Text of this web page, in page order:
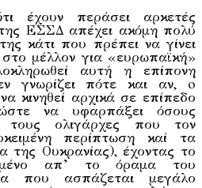
έχουν περάσει αρκετές
ΕΣΣΔ απέχει ακόμη πολύ
κάτι που πρέπει να γίνει
μέλλον για «ευρωπαϊκή»
αυτή η επίπονη
γνωρίζει πότε και αν, o
κινηθεί αρχικά σε επίπεδο
να υφαρπάξει όσους
ολιγάρχες που τον
περίπτωση καί τα
της Ουκρανίας), έχοντας το
απ’ το όραμα του
που ασπάζεται μεγάλο